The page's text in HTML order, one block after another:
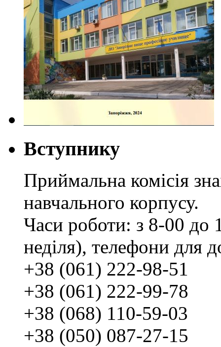
Вступнику
Приймальна комісія
навчального корпусу.
Часи роботи: з 8-00 до
неділя), телефони для
+38 (061) 222-98-51
+38 (061) 222-99-78
+38 (068) 110-59-03
+38 (050) 087-27-15